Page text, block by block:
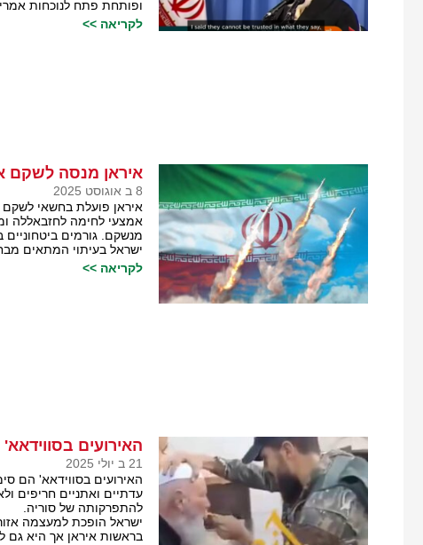
ופותחת פתח לנוכחות
לקריאה >>
איראן מנסה
8 ב אוגוסט 2025
איראן פועלת בחשאי
אמצעי לחימה לחזבאללה
מנשקם. גורמים
ישראל בעיתוי המתאים
לקריאה >>
האירועים
21 ב יולי 2025
האירועים בסווידאא' הם
עדתיים ואתניים חריפים
להתפרקותה של סוריה.
ישראל הופכת למעצמה
בראשות איראן אך היא גם